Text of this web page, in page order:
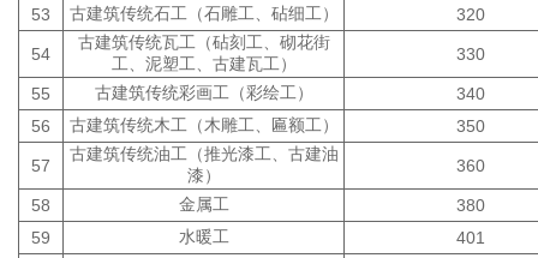
53
古建筑传统石工（石雕工、砧细工） 320
54
古建筑传统瓦工（砧刻工、砌花街
工、泥塑工、古建瓦工）
330
55 古建筑传统彩画工（彩绘工）
340
56
古建筑传统木工（木雕工、匾额工） 350
57
古建筑传统油工（推光漆工、古建油
漆）
360
58 金属工
380
59
水暖工
401